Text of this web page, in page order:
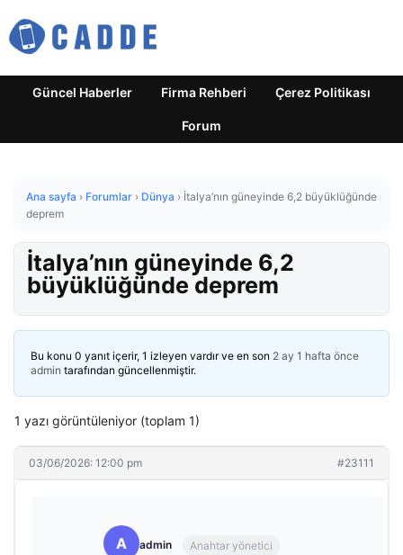
Güncel Haberler Firma Rehberi Çerez Politikası
Forum
Ana sayfa › Forumlar › Dünya › İtalya’nın güneyinde 6,2 büyüklüğünde
deprem
İtalya’nın güneyinde 6,2
büyüklüğünde deprem
Bu konu 0 yanıt içerir, 1 izleyen vardır ve en son 2 ay 1 hafta önce
admin tarafından güncellenmiştir.
1 yazı görüntüleniyor (toplam 1)
03/06/2026: 12:00 pm #23111
A admin Anahtar yönetici